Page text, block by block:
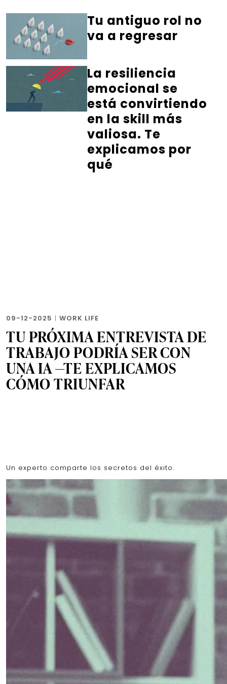
Tu antiguo rol no
va a regresar
La resiliencia
emocional se
está convirtiendo
en la skill más
valiosa. Te
explicamos por
qué
09-12-2025 | WORK LIFE
TU PRÓXIMA ENTREVISTA DE
TRABAJO PODRÍA SER CON
UNA IA —TE EXPLICAMOS
CÓMO TRIUNFAR
Un experto comparte los secretos del éxito.